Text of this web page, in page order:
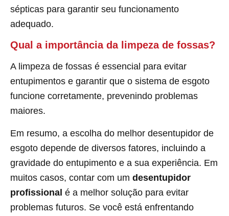
sépticas para garantir seu funcionamento
adequado.
Qual a importância da limpeza de fossas?
A limpeza de fossas é essencial para evitar
entupimentos e garantir que o sistema de esgoto
funcione corretamente, prevenindo problemas
maiores.
Em resumo, a escolha do melhor desentupidor de
esgoto depende de diversos fatores, incluindo a
gravidade do entupimento e a sua experiência. Em
muitos casos, contar com um desentupidor
profissional é a melhor solução para evitar
problemas futuros. Se você está enfrentando